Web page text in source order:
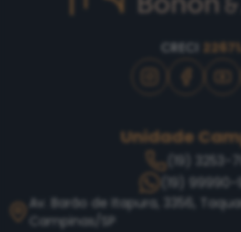
CRECI
Unidade
(19) 99990-
Av. Barão de Itapura, 3356,
Campinas/SP